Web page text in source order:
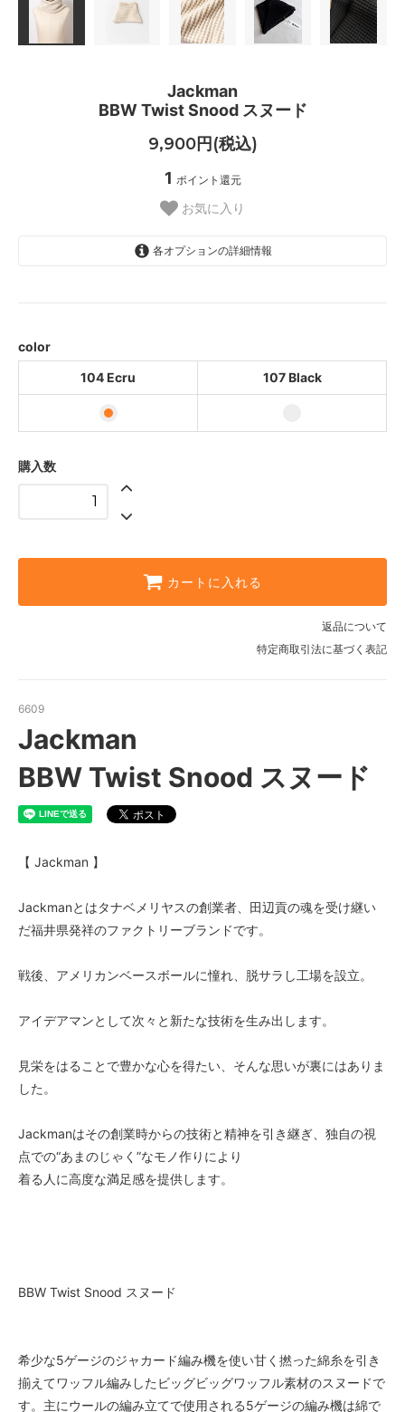
Jackman
BBW Twist Snood スヌード
9,900円(税込)
1 ポイント還元
お気に入り
各オプションの詳細情報
color
104 Ecru
107 Black
購入数
カートに入れる
返品について
特定商取引法に基づく表記
6609
Jackman
BBW Twist Snood スヌード
【 Jackman 】
Jackmanとはタナベメリヤスの創業者、田辺貢の魂を受け継い
だ福井県発祥のファクトリーブランドです。
戦後、アメリカンベースボールに憧れ、脱サラし工場を設立。
アイデアマンとして次々と新たな技術を生み出します。
見栄をはることで豊かな心を得たい、そんな思いが裏にはありま
した。
Jackmanはその創業時からの技術と精神を引き継ぎ、独自の視
点での“あまのじゃく”なモノ作りにより
着る人に高度な満足感を提供します。
BBW Twist Snood スヌード
希少な5ゲージのジャカード編み機を使い甘く撚った綿糸を引き
揃えてワッフル編みしたビッグビッグワッフル素材のスヌードで
す。主にウールの編み立てで使用される5ゲージの編み機は綿で